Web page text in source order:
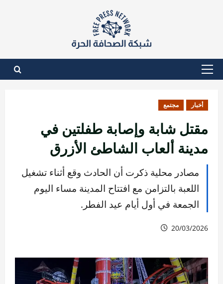
القائمة
أخبار مجتمع
مقتل شابة وإصابة طفلتين في
مدينة ألعاب الشاطئ الأزرق
مصادر محلية ذكرت أن الحادث وقع أثناء تشغيل
اللعبة بالتزامن مع افتتاح المدينة مساء اليوم
الجمعة في أول أيام عيد الفطر.
20/03/2026